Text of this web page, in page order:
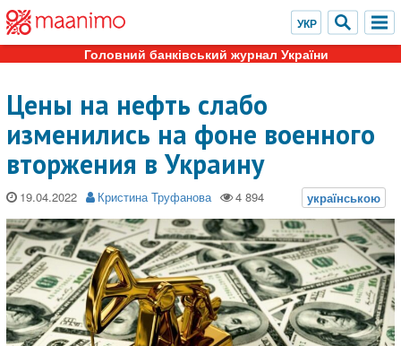
Головний банківський журнал України
Цены на нефть слабо
изменились на фоне военного
вторжения в Украину
19.04.2022 Кристина Труфанова